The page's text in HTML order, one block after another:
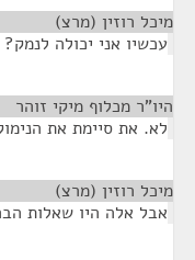
מיכל רוזין (מרצ)
עכשיו אני יכולה לנמק?
היו"ר מכלוף מיקי זוהר
לא. את סיימת את
מיכל רוזין (מרצ)
אבל אלה היו שאלות